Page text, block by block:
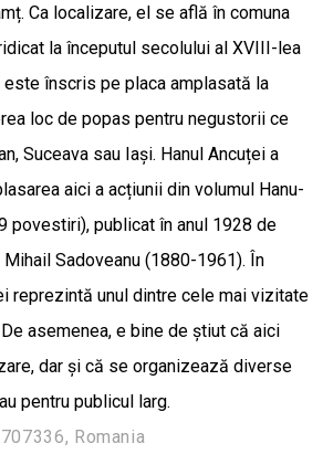
Ca localizare, el se află în comuna
la începutul secolului al XVIII-lea
este înscris pe placa amplasată la
loc de popas pentru negustorii ce
Suceava sau Iași. Hanul Ancuței a
aici a acțiunii din volumul Hanu-
povestiri), publicat în anul 1928 de
Sadoveanu (1880-1961). În
reprezintă unul dintre cele mai vizitate
asemenea, e bine de știut că aici
dar și că se organizează diverse
pentru publicul larg.
Romania